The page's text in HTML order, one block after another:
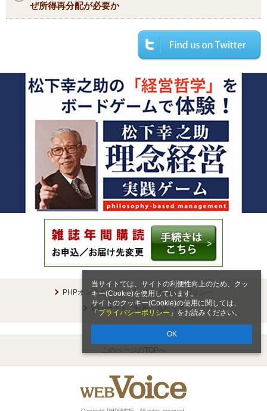
当サイトでは、サイトの利便性向上のため、クッ
キー(Cookie)を使用しています。
サイトのクッキー(Cookie)の使用に関しては、
「 プライバシーポリシー 」をお読みください。
OK
ぜ所得再分配が必要か
PHPオンラインとは
プライバシーポリシー
Webサイトご利用にあたって
このページのTOPへ